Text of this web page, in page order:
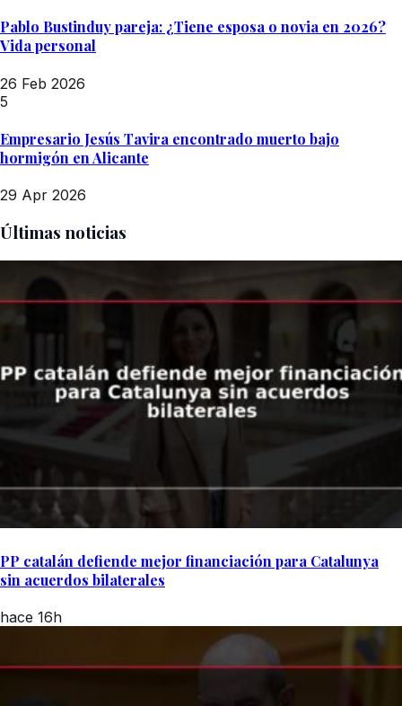
Pablo Bustinduy pareja: ¿Tiene esposa o novia en 2026?
Vida personal
26 Feb 2026
5
Empresario Jesús Tavira encontrado muerto bajo
hormigón en Alicante
29 Apr 2026
Últimas noticias
PP catalán defiende mejor financiación para Catalunya
sin acuerdos bilaterales
hace 16h